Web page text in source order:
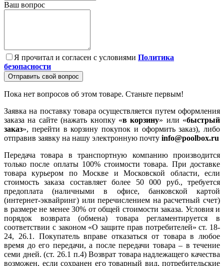
Ваш вопрос
Я прочитал и согласен с условиями Политика
безопасности
Отправить свой вопрос
Пока нет вопросов об этом товаре. Станьте первым!
Заявка на поставку товара осуществляется путем оформления
заказа на сайте (нажать кнопку «в корзину» или «быстрый
заказ», перейти в корзину покупок и оформить заказ), либо
отправив заявку на нашу электронную почту info@poolbox.ru
Передача товара в транспортную компанию производится
только после оплаты 100% стоимости товара. При доставке
товара курьером по Москве и Московской области, если
стоимость заказа составляет более 50 000 руб., требуется
предоплата (наличными в офисе, банковской картой
(интернет-эквайринг) или перечислением на расчетный счет)
в размере не менее 30% от общей стоимости заказа. Условия и
порядок возврата (обмена) товара регламентируется в
соответствии с законом «О защите прав потребителей» ст. 18-
24, 26.1. Покупатель вправе отказаться от товара в любое
время до его передачи, а после передачи товара – в течение
семи дней. (ст. 26.1 п.4) Возврат товара надлежащего качества
возможен, если сохранен его товарный вид, потребительские